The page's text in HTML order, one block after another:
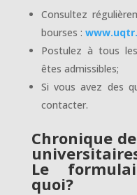
Consultez
bourses :
Postulez à tous
êtes admissibles;
Si vous avez des
contacter.
Chronique
Le
quoi?